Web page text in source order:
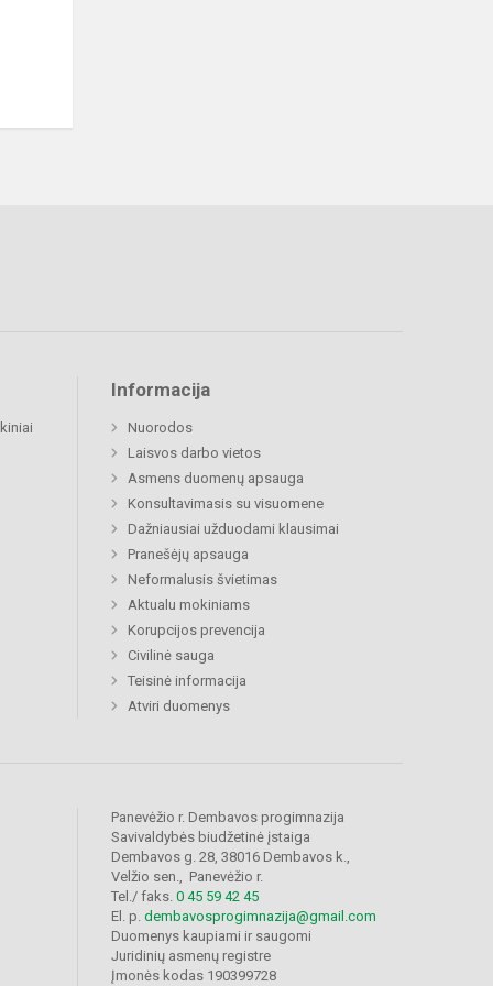
Informacija
Nuorodos
Laisvos darbo vietos
Asmens duomenų apsauga
Konsultavimasis su visuomene
Dažniausiai užduodami klausimai
Pranešėjų apsauga
Neformalusis švietimas
Aktualu mokiniams
Korupcijos prevencija
Civilinė sauga
Teisinė informacija
Atviri duomenys
Panevėžio r. Dembavos progimnazija
Savivaldybės biudžetinė įstaiga
Dembavos g. 28, 38016 Dembavos k.,
Velžio sen., Panevėžio r.
Tel./ faks. 0 45 59 42 45
El. p. dembavosprogimnazija@gmail.com
Duomenys kaupiami ir saugomi
Juridinių asmenų registre
Įmonės kodas 190399728